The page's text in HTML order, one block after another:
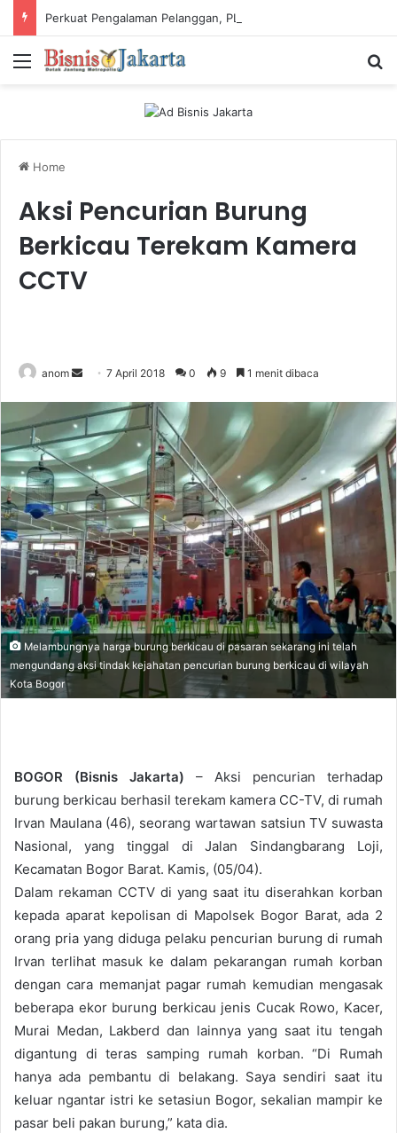
Menu
Home
Aksi Pencurian Burung
Berkicau Terekam Kamera
CCTV
anom
n
d
a
n
e
m
a
i
l
7 April 2018 0 9 1 menit dibaca
Melambungnya harga burung berkicau di pasaran sekarang ini telah
mengundang aksi tindak kejahatan pencurian burung berkicau di wilayah
Kota Bogor
BOGOR (Bisnis Jakarta) – Aksi pencurian terhadap
burung berkicau berhasil terekam kamera CC-TV, di rumah
Irvan Maulana (46), seorang wartawan satsiun TV suwasta
Nasional, yang tinggal di Jalan Sindangbarang Loji,
Kecamatan Bogor Barat. Kamis, (05/04).
Dalam rekaman CCTV di yang saat itu diserahkan korban
kepada aparat kepolisan di Mapolsek Bogor Barat, ada 2
orang pria yang diduga pelaku pencurian burung di rumah
Irvan terlihat masuk ke dalam pekarangan rumah korban
dengan cara memanjat pagar rumah kemudian mengasak
beberapa ekor burung berkicau jenis Cucak Rowo, Kacer,
Murai Medan, Lakberd dan lainnya yang saat itu tengah
digantung di teras samping rumah korban. “Di Rumah
hanya ada pembantu di belakang. Saya sendiri saat itu
keluar ngantar istri ke setasiun Bogor, sekalian mampir ke
pasar beli pakan burung,” kata dia.